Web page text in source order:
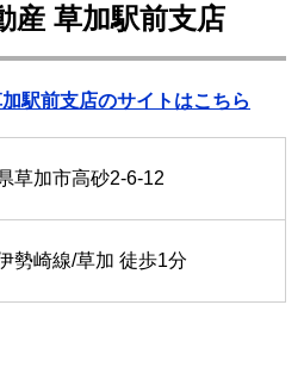
産 草加駅前支店
駅前支店のサイトはこちら
草加市高砂2-6-12
勢崎線/草加 徒歩1分